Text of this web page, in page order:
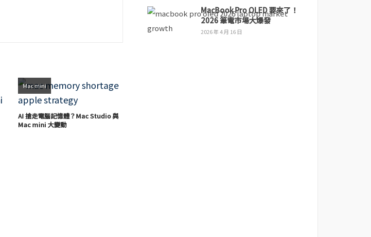
Mac mini
AI 搶走電腦記憶體？Mac Studio 與
Mac mini 大變動
MacBook Pro OLED 要來了！
2026 筆電市場大爆發
2026 年 4 月 16 日